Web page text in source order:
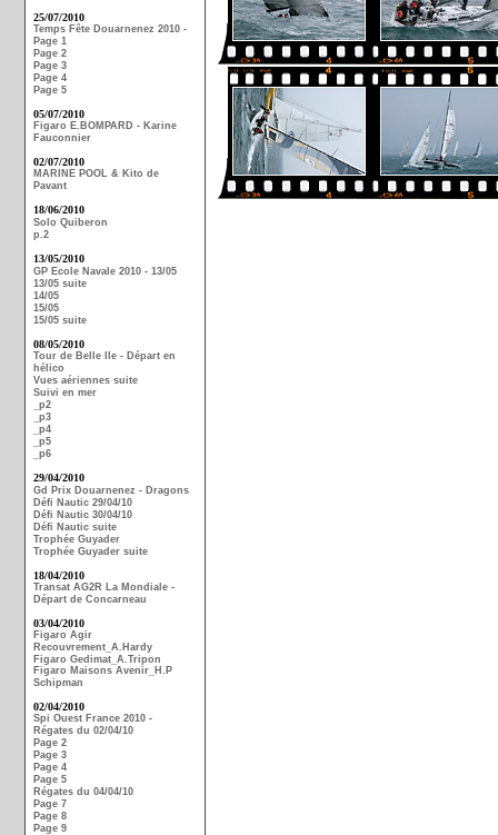
25/07/2010
Temps Fête Douarnenez 2010 -
Page 1
Page 2
Page 3
Page 4
Page 5
05/07/2010
Figaro E.BOMPARD - Karine
Fauconnier
02/07/2010
MARINE POOL & Kito de
Pavant
18/06/2010
Solo Quiberon
p.2
13/05/2010
GP Ecole Navale 2010 - 13/05
13/05 suite
14/05
15/05
15/05 suite
08/05/2010
Tour de Belle Ile - Départ en
hélico
Vues aériennes suite
Suivi en mer
_p2
_p3
_p4
_p5
_p6
29/04/2010
Gd Prix Douarnenez - Dragons
Défi Nautic 29/04/10
Défi Nautic 30/04/10
Défi Nautic suite
Trophée Guyader
Trophée Guyader suite
18/04/2010
Transat AG2R La Mondiale -
Départ de Concarneau
03/04/2010
Figaro Agir
Recouvrement_A.Hardy
Figaro Gedimat_A.Tripon
Figaro Maisons Avenir_H.P
Schipman
02/04/2010
Spi Ouest France 2010 -
Régates du 02/04/10
Page 2
Page 3
Page 4
Page 5
Régates du 04/04/10
Page 7
Page 8
Page 9